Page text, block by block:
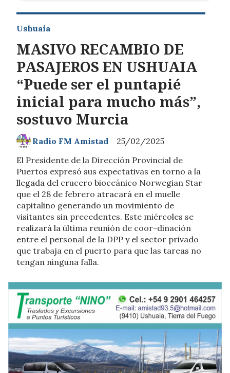
MASIVO RECAMBIO DE
PASAJEROS EN USHUAIA
“Puede ser el puntapié
inicial para mucho más”,
sostuvo Murcia
El Presidente de la Dirección Provincial de
Puertos expresó sus expectativas en torno a la
llegada del crucero bioceánico Norwegian Star
que el 28 de febrero atracará en el muelle
capitalino generando un movimiento de
visitantes sin precedentes. Este miércoles se
realizará la última reunión de coor-dinación
entre el personal de la DPP y el sector privado
que trabaja en el puerto para que las tareas no
tengan ninguna falla.
Ushuaia
25/02/2025
Radio FM Amistad